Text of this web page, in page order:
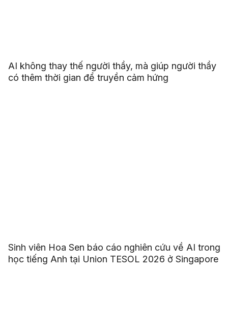
AI không thay thế người thầy, mà giúp người thầy
có thêm thời gian để truyền cảm hứng
Sinh viên Hoa Sen báo cáo nghiên cứu về AI trong
học tiếng Anh tại Union TESOL 2026 ở Singapore